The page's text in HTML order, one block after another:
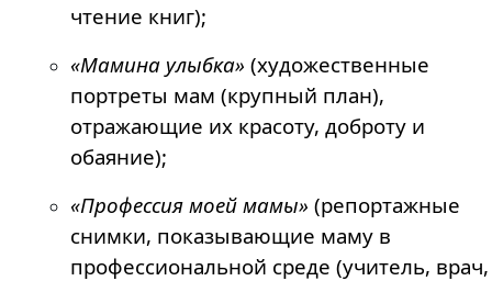
чтение книг);
«Мамина улыбка» (художественные
портреты мам (крупный план),
отражающие их красоту, доброту и
обаяние);
«Профессия моей мамы» (репортажные
снимки, показывающие маму в
профессиональной среде (учитель, врач,